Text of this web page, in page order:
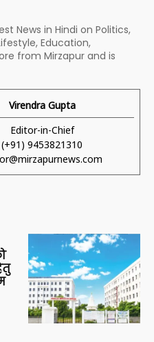
News in Hindi on Politics,
Education,
from Mirzapur and is
Virendra Gupta
Editor-in-Chief
(+91) 9453821310